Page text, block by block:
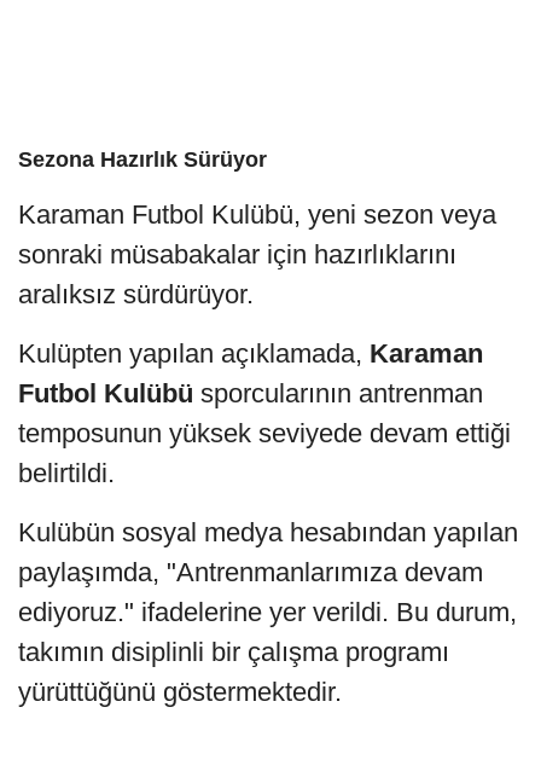
Sezona Hazırlık Sürüyor
Karaman Futbol Kulübü, yeni sezon veya
sonraki müsabakalar için hazırlıklarını
aralıksız sürdürüyor.
Kulüpten yapılan açıklamada, Karaman
Futbol Kulübü sporcularının antrenman
temposunun yüksek seviyede devam ettiği
belirtildi.
Kulübün sosyal medya hesabından yapılan
paylaşımda, "Antrenmanlarımıza devam
ediyoruz." ifadelerine yer verildi. Bu durum,
takımın disiplinli bir çalışma programı
yürüttüğünü göstermektedir.